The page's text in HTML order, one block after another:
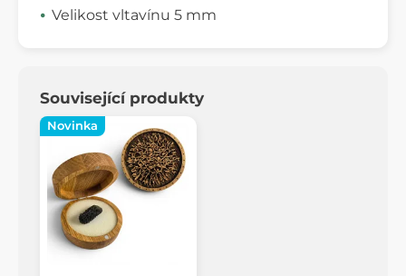
Velikost vltavínu 5 mm
Související produkty
Novinka